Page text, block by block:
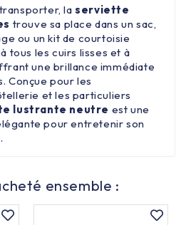
laserviette
trouve sa place dans un sac,
ou un kit de courtoisie
tous les cuirs lisses et à
une brillance immédiate
Conçue pour les
et les particuliers
lustrante neutre est une
pour entretenir son
ensemble :